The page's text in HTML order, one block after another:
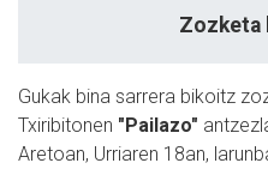
Zozketa
Gukak bina sarrera bikoitz
Txiribitonen "Pailazo"
Aretoan, Urriaren 18an,